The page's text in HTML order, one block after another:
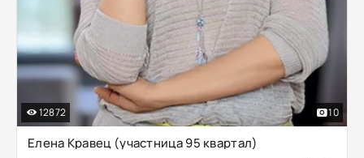
Елена Кравец (участница 95 квартал)
12872 10